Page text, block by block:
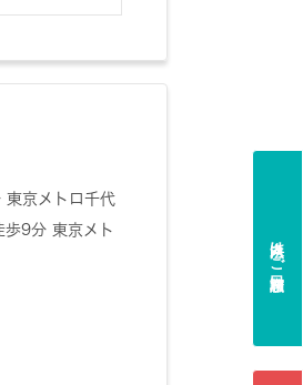
法人向けご相談窓口
東京メトロ千代
歩9分 東京メト